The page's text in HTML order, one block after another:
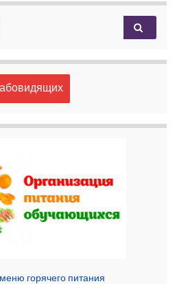
горячего питания